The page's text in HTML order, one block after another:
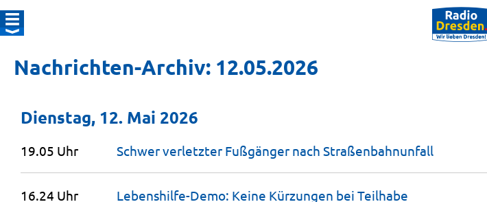
Nachrichten-Archiv: 12.05.2026
Dienstag, 12. Mai 2026
19.05 Uhr Schwer verletzter Fußgänger nach Straßenbahnunfall
16.24 Uhr Lebenshilfe-Demo: Keine Kürzungen bei Teilhabe